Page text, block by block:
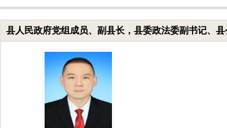
县人民政府党组成员、副县长，县委政法委副书记、